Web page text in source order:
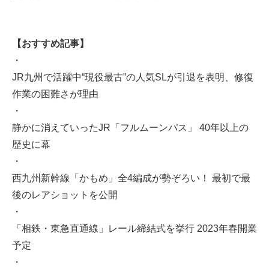
【おすすめ記事】
・
JR九州で活躍中“現役最古”の人気SLが引退を表明、修復
作業の困難さが理由
・
静かに消えていったJR「フルムーンパス」 40年以上の
歴史に幕
・
西九州新幹線「かもめ」全4編成が勢ぞろい！ 最初で最
後のレアショットを公開
・
「相鉄・東急直通線」レール締結式を挙行 2023年春開業
予定
・